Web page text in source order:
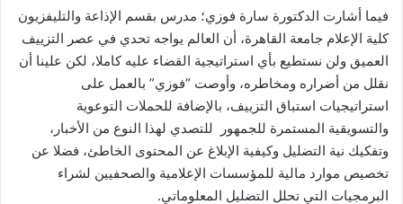
فيما أشارت الدكتورة سارة فوزي؛ مدرس بقسم الإذاعة والتليفزيون
كلية الإعلام جامعة القاهرة، أن العالم يواجه تحدي في عصر التزييف
العميق ولن نستطيع بأي استراتيجية القضاء عليه كاملا، لكن علينا أن
نقلل من أضراره ومخاطره، وأوصت “فوزي” بالعمل على
استراتيجيات استباق التزييف، بالإضافة للحملات التوعوية
والتسويقية المستمرة للجمهور للتصدي لهذا النوع من الأخبار،
وتفكيك نية التضليل وكيفية الإبلاغ عن المحتوى الخاطئ، فضلا عن
تخصيص موارد مالية للمؤسسات الإعلامية والصحفيين لشراء
البرمجيات التي تحلل التضليل المعلوماتي.